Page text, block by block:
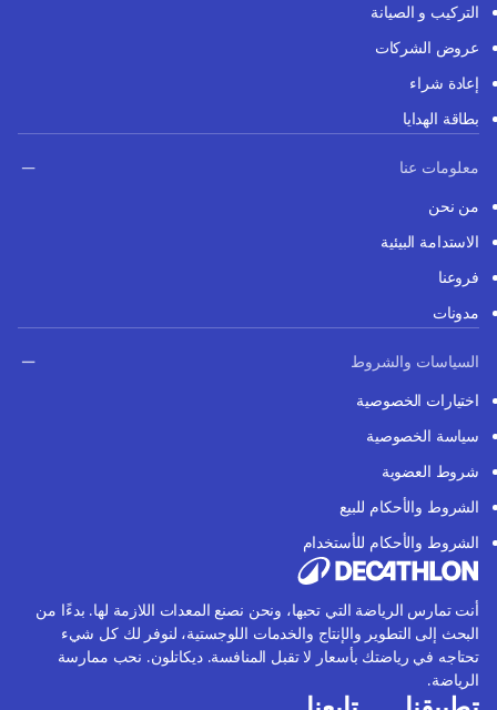
التركيب و الصيانة
عروض الشركات
إعادة شراء
بطاقة الهدايا
معلومات عنا
من نحن
الاستدامة البيئية
فروعنا
مدونات
السياسات والشروط
اختيارات الخصوصية
سياسة الخصوصية
شروط العضوية
الشروط والأحكام للبيع
الشروط والأحكام للأستخدام
أنت تمارس الرياضة التي تحبها، ونحن نصنع المعدات اللازمة لها. بدءًا من
البحث إلى التطوير والإنتاج والخدمات اللوجستية، لنوفر لك كل شيء
تحتاجه في رياضتك بأسعار لا تقبل المنافسة. ديكاتلون. نحب ممارسة
الرياضة.